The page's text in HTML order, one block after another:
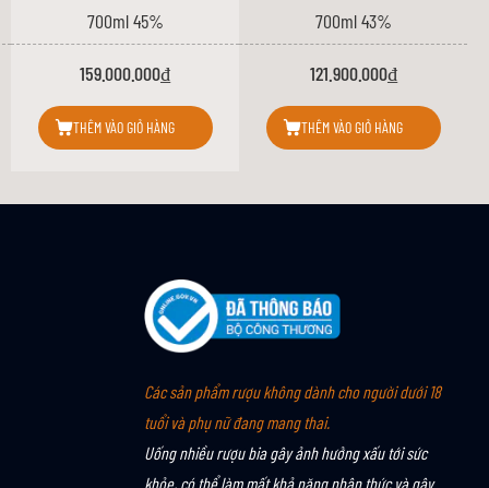
thùng gỗ sồi sherry đặc biệt đã mang đến cho chai rượu này sự
hoàn hảo cho vòm miệng.
700ml 45% 700ml 43%
159.000.000₫
THÊM VÀO GIỎ HÀNG
121.900.000₫
THÊM VÀO GIỎ HÀNG
Các sản phẩm rượu không dành cho người dưới 18
tuổi và phụ nữ đang mang thai.
Uống nhiều rượu bia gây ảnh hưởng xấu tới sức
khỏe, có thể làm mất khả năng nhận thức và gây